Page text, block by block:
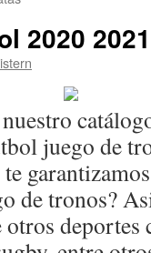
2020 2021
istern
juego de
te
de tronos?
otros